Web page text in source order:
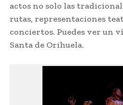
actos no solo las
rutas, representaciones
conciertos. Puedes ver un
Santa de Orihuela.